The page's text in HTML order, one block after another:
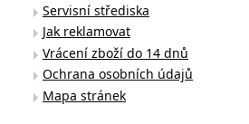
Servisní střediska
Jak reklamovat
Vrácení zboží do 14 dnů
Ochrana osobních údajů
Mapa stránek